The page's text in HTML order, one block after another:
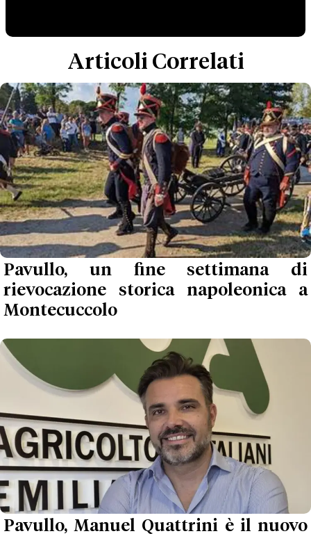
Articoli Correlati
Pavullo, un fine settimana di
rievocazione storica napoleonica a
Montecuccolo
Pavullo, Manuel Quattrini è il nuovo